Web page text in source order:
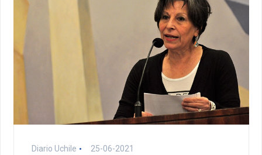
Diario Uchile 25-06-2021